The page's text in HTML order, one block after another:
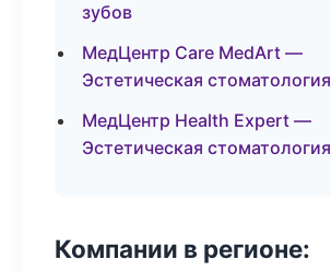
зубов
МедЦентр Care MedArt —
Эстетическая стоматология
МедЦентр Health Expert —
Эстетическая стоматология
Компании в регионе: